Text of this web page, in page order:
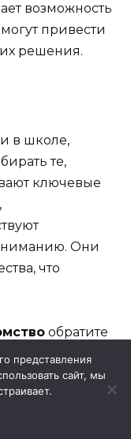
возможность
привести
решения.
в школе,
те,
ключевые
Они
что
обратите
комфорта для
быстро
представления
сайт, мы